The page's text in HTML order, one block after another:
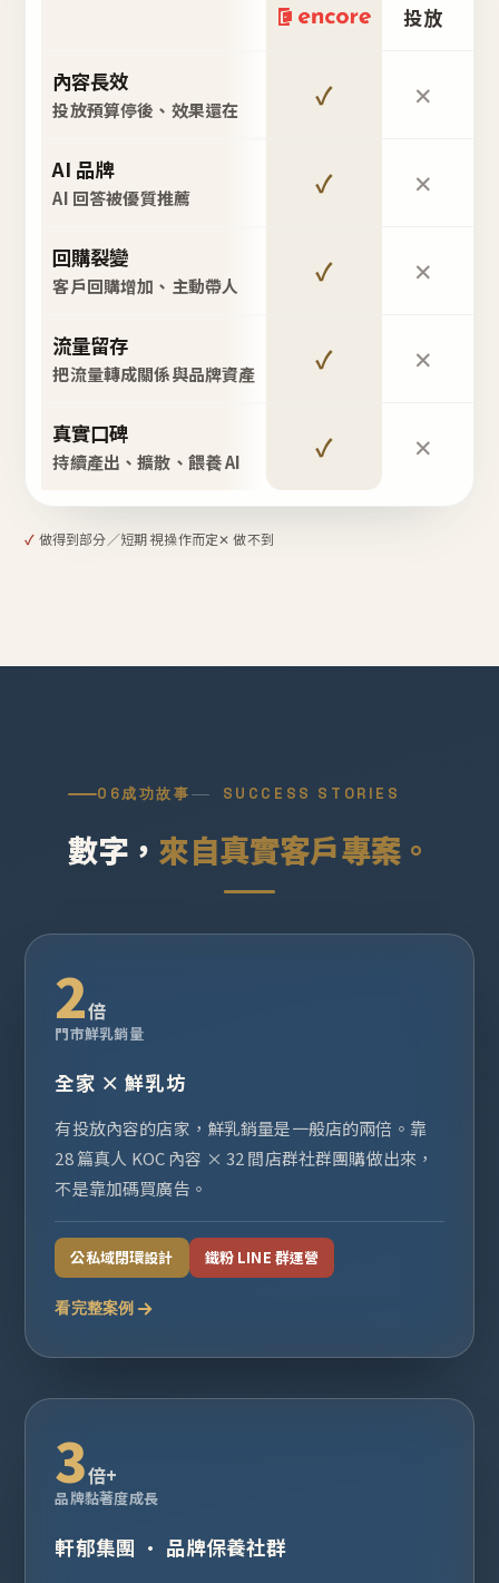
投放
內容長效
投放預算停後、效果還在 ✓ ✕
AI 品牌
AI 回答被優質推薦 ✓ ✕
回購裂變
客戶回購增加、主動帶人 ✓ ✕
流量留存
把流量轉成關係與品牌資產 ✓ ✕
真實口碑
持續產出、擴散、餵養 AI ✓ ✕
✓ 做得到部分／短期 視操作而定✕ 做不到
06成功故事 SUCCESS STORIES
數字， 來自真實客戶專案。
2倍
門市鮮乳銷量
全家 × 鮮乳坊
有投放內容的店家，鮮乳銷量是一般店的兩倍。靠
28 篇真人 KOC 內容 × 32 間店群社群團購做出來，
不是靠加碼買廣告。
公私域閉環設計 鐵粉 LINE 群運營
看完整案例
3倍+
品牌黏著度成長
軒郁集團 · 品牌保養社群